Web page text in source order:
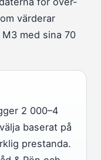
värderar
med sina 70
2 000–4
baserat på
prestanda.